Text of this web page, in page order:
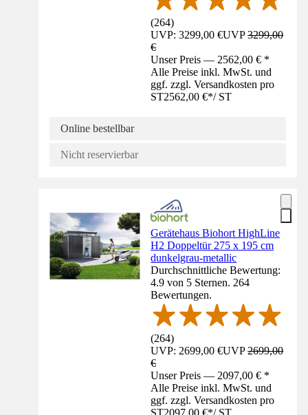
(264)
UVP: 3299,00 €UVP3299,00
€
Unser Preis — 2562,00 € *
Alle Preise inkl. MwSt. und
ggf. zzgl. Versandkosten pro
ST2562,00 €*/ ST
Online bestellbar
Nicht reservierbar
Gerätehaus Biohort HighLine
H2 Doppeltür 275 x 195 cm
dunkelgrau-metallic
Durchschnittliche Bewertung:
4.9 von 5 Sternen. 264
Bewertungen.
(264)
UVP: 2699,00 €UVP2699,00
€
Unser Preis — 2097,00 € *
Alle Preise inkl. MwSt. und
ggf. zzgl. Versandkosten pro
ST2097,00 €*/ ST